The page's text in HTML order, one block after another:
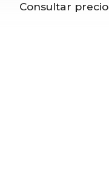
Consultar precio